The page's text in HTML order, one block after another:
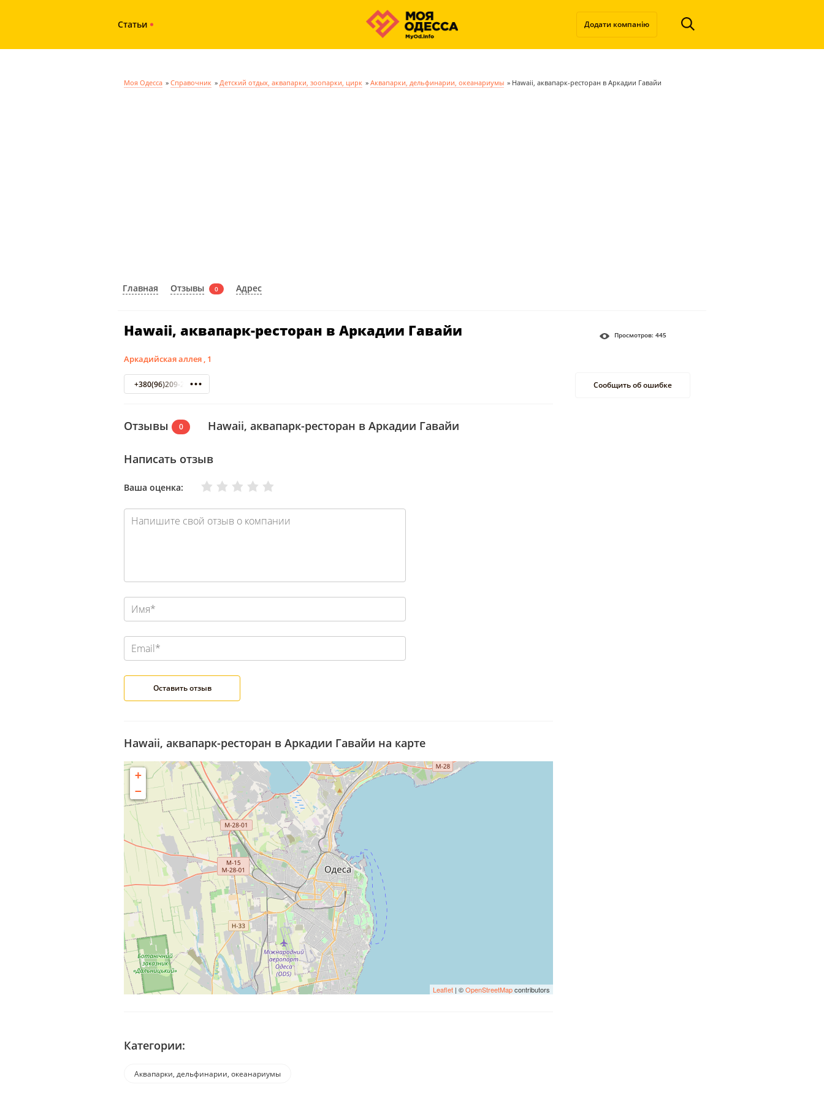
Статьи Додати компанію
Моя Одесса » Справочник » Детский отдых, аквапарки, зоопарки, цирк » Аквапарки, дельфинарии, океанариумы » Hawaii, аквапарк-ресторан в Аркадии Гавайи
Главная Отзывы 0 Адрес
Hawaii, аквапарк-ресторан в Аркадии Гавайи
Аркадийская аллея , 1
+380(96)209-20-18
Отзывы 0 Hawaii, аквапарк-ресторан в Аркадии Гавайи
Написать отзыв
Ваша оценка: Отлично
Хорошо
Нормально
Плохо
Очень плохо
Hawaii, аквапарк-ресторан в Аркадии Гавайи на карте
+
−
Leaflet | ©OpenStreetMapcontributors
Категории:
Аквапарки, дельфинарии, океанариумы
Просмотров: 445
Сообщить об ошибке